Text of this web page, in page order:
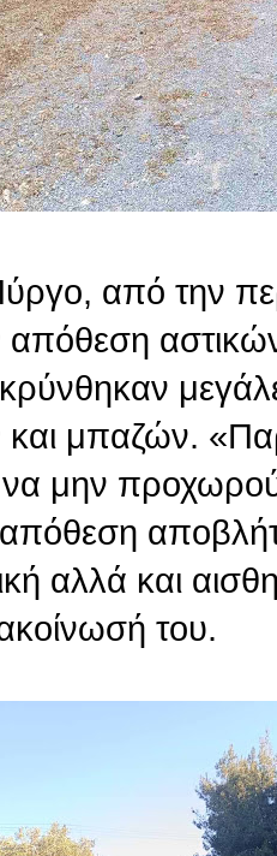
από την
και μπαζών.
να μην
απόθεση
αλλά και
του.